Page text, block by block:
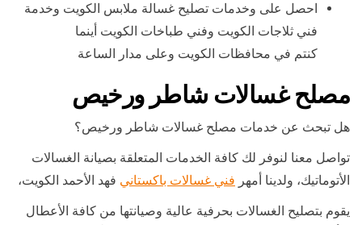
احصل على وخدمات تصليح غسالة ملابس الكويت وخدمة
فني ثلاجات الكويت وفني طباخات الكويت أينما
كنتم في محافظات الكويت وعلى مدار الساعة
مصلح غسالات شاطر ورخيص
هل تبحث عن خدمات مصلح غسالات شاطر ورخيص؟
تواصل معنا لنوفر لك كافة الخدمات المتعلقة بصيانة الغسالات
الأتوماتيك، ولدينا أمهر فني غسالات باكستاني فهد الأحمد الكويت،
يقوم بتصليح الغسالات بحرفية عالية وصيانتها من كافة الأعطال